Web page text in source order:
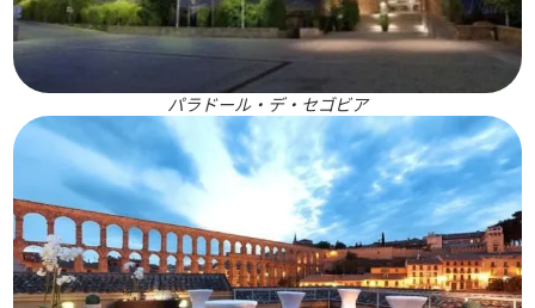
パラドール・デ・セゴビア